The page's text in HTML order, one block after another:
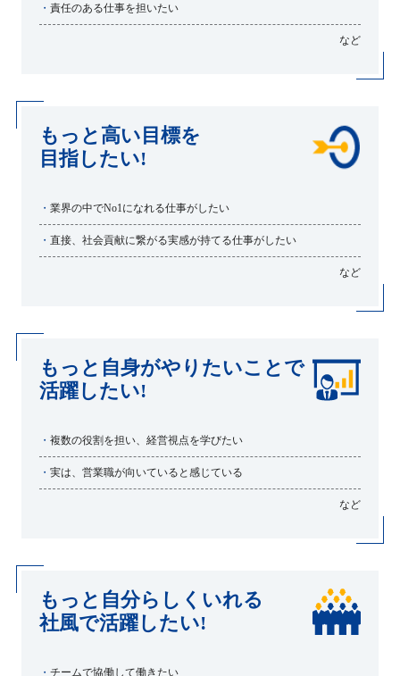
・ 責任のある仕事を担いたい
など
もっと高い目標を
目指したい!
・ 業界の中でNo1になれる仕事がしたい
・ 直接、社会貢献に繋がる実感が持てる仕事がしたい
など
もっと自身がやりたいことで
活躍したい!
・ 複数の役割を担い、経営視点を学びたい
・ 実は、営業職が向いていると感じている
など
もっと自分らしくいれる
社風で活躍したい!
・ チームで協働して働きたい